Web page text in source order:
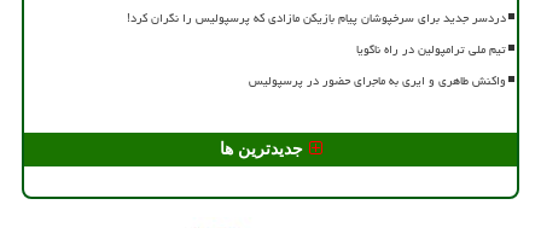
دردسر جدید برای سرخپوشان پیام بازیکن مازادی که پرسپولیس را نگران کرد!
تیم ملی ترامپولین در راه ناگویا
واکنش طاهری و ایری به ماجرای حضور در پرسپولیس
جدیدترین ها